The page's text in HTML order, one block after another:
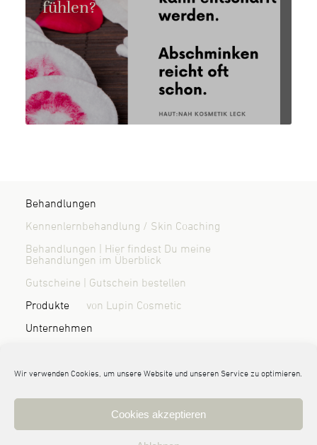
Wir verwenden Cookies, um unsere Website und unseren Service zu optimieren.
Cookies akzeptieren
fühlen?
Behandlungen
Kennenlernbehandlung / Skin Coaching
Behandlungen | Hier findest Du meine
Behandlungen im Überblick
Gutscheine | Gutschein bestellen
Produkte
von Lupin Cosmetic
Unternehmen
Blog & News
Kontakt / Anfahrt